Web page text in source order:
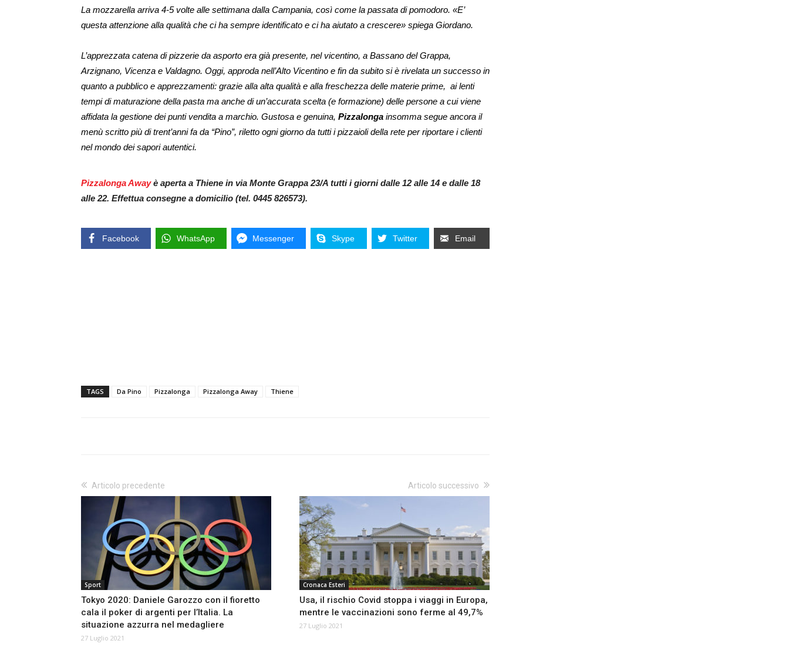
La mozzarella arriva 4-5 volte alle settimana dalla Campania, così come la passata di pomodoro. «E’
questa attenzione alla qualità che ci ha sempre identificato e ci ha aiutato a crescere» spiega Giordano.
L’apprezzata catena di pizzerie da asporto era già presente, nel vicentino, a Bassano del Grappa,
Arzignano, Vicenza e Valdagno. Oggi, approda nell’Alto Vicentino e fin da subito si è rivelata un successo in
quanto a pubblico e apprezzamenti: grazie alla alta qualità e alla freschezza delle materie prime, ai lenti
tempi di maturazione della pasta ma anche di un’accurata scelta (e formazione) delle persone a cui viene
affidata la gestione dei punti vendita a marchio. Gustosa e genuina, Pizzalonga insomma segue ancora il
menù scritto più di trent’anni fa da “Pino”, riletto ogni giorno da tutti i pizzaioli della rete per riportare i clienti
nel mondo dei sapori autentici.
Pizzalonga Awayè aperta a Thiene in via Monte Grappa 23/A tutti i giorni dalle 12 alle 14 e dalle 18
alle 22. Effettua consegne a domicilio (tel. 0445 826573).
Facebook WhatsApp Messenger Skype Twitter Email
TAGS Da Pino Pizzalonga Pizzalonga Away Thiene
Articolo precedente
Sport
Tokyo 2020: Daniele Garozzo con il fioretto
cala il poker di argenti per l’Italia. La
situazione azzurra nel medagliere
27 Luglio 2021
Articolo successivo
Cronaca Esteri
Usa, il rischio Covid stoppa i viaggi in Europa,
mentre le vaccinazioni sono ferme al 49,7%
27 Luglio 2021